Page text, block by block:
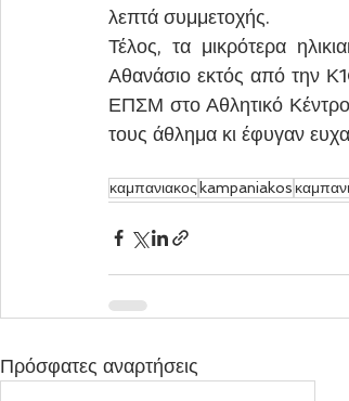
λεπτά συμμετοχής.
Τέλος, τα μικρότερα
Αθανάσιο εκτός από την
ΕΠΣΜ στο Αθλητικό
τους άθλημα κι έφυγαν
καμπανιακοςkampaniakos
Πρόσφατες αναρτήσεις